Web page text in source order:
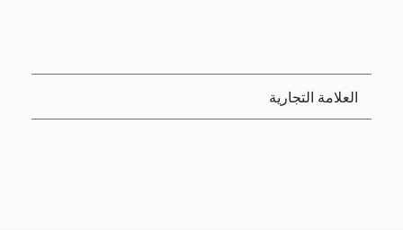
العلامة التجارية